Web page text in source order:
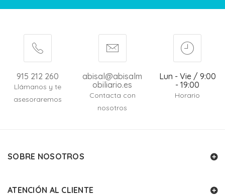
915 212 260
Llámanos y te
asesoraremos
abisal@abisalm
obiliario.es
Contacta con
nosotros
Lun - Vie / 9:00
- 19:00
Horario
SOBRE NOSOTROS
ATENCIÓN AL CLIENTE